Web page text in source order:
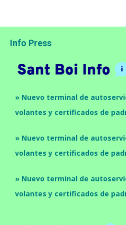
Info Press
» Nuevo terminal de
volantes y certificados de
» Nuevo terminal de
volantes y certificados de
» Nuevo terminal de
volantes y certificados de